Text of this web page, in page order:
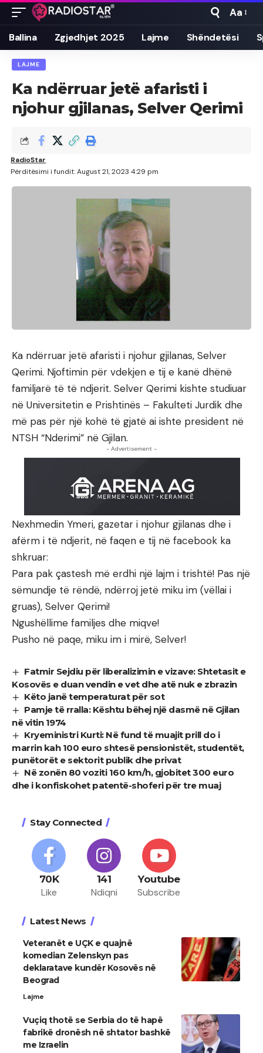
Font
Resizer
Aa
Ballina Zgjedhjet 2025 Lajme Shëndetësi
LAJME
Ka ndërruar jetë afaristi i
njohur gjilanas, Selver Qerimi
Përditësimi i fundit: August 21, 2023 4:29 pm
RadioStar
Ka ndërruar jetë afaristi i njohur gjilanas, Selver
Qerimi. Njoftimin për vdekjen e tij e kanë dhënë
familjarë të të ndjerit. Selver Qerimi kishte studiuar
në Universitetin e Prishtinës – Fakulteti Jurdik dhe
më pas për një kohë të gjatë ai ishte president në
NTSH “Nderimi” në Gjilan.
- Advertisement -
Nexhmedin Ymeri, gazetar i njohur gjilanas dhe i
afërm i të ndjerit, në faqen e tij në facebook ka
shkruar:
Para pak çastesh më erdhi një lajm i trishtë! Pas një
sëmundje të rëndë, ndërroj jetë miku im (vëllai i
gruas), Selver Qerimi!
Ngushëllime familjes dhe miqve!
Pusho në paqe, miku im i mirë, Selver!
Fatmir Sejdiu për liberalizimin e vizave: Shtetasit e
Kosovës e duan vendin e vet dhe atë nuk e zbrazin
Këto janë temperaturat për sot
Pamje të rralla: Kështu bëhej një dasmë në Gjilan
në vitin 1974
Kryeministri Kurti: Në fund të muajit prill do i
marrin kah 100 euro shtesë pensionistët, studentët,
punëtorët e sektorit publik dhe privat
Në zonën 80 voziti 160 km/h, gjobitet 300 euro
dhe i konfiskohet patentë-shoferi për tre muaj
Stay Connected
70K
Like
141
Ndiqni
Youtube
Subscribe
Latest News
Veteranët e UÇK e quajnë
komedian Zelenskyn pas
deklaratave kundër Kosovës në
Beograd
Lajme
Vuçiq thotë se Serbia do të hapë
fabrikë dronësh në shtator bashkë
me Izraelin